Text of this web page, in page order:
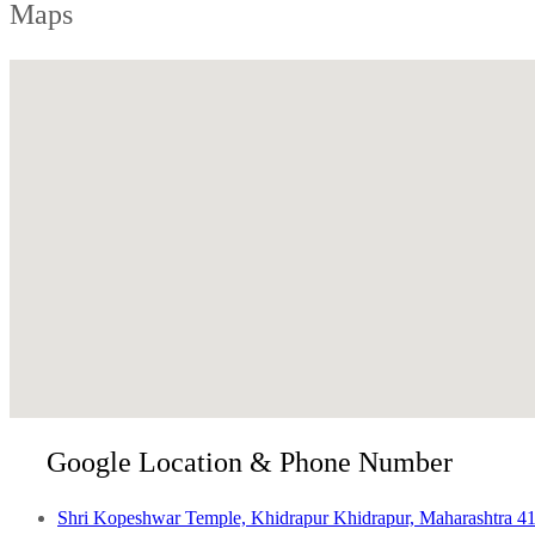
Maps
Shri Kopeshwar Temple, Khidrapur Khidrapur, Maharashtra